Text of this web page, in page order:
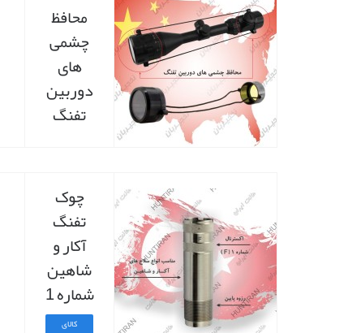
محافظ
چشمی
های
دوربین
تفنگ
چوک
تفنگ
آکار و
شاهین
شماره 1
کالای